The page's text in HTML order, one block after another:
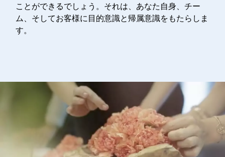
ことができるでしょう。それは、あなた自身、チー
ム、そしてお客様に目的意識と帰属意識をもたらしま
す。